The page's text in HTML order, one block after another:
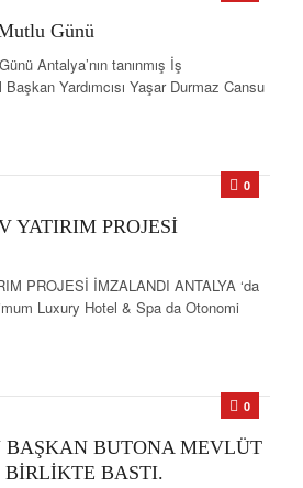
Günü
Antalya’nın tanınmış İş
Yardımcısı Yaşar Durmaz Cansu
0
YATIRIM PROJESİ
PROJESİ İMZALANDI ANTALYA ‘da
Luxury Hotel & Spa da Otonomi
0
BUTONA MEVLÜT
BİRLİKTE BASTI.